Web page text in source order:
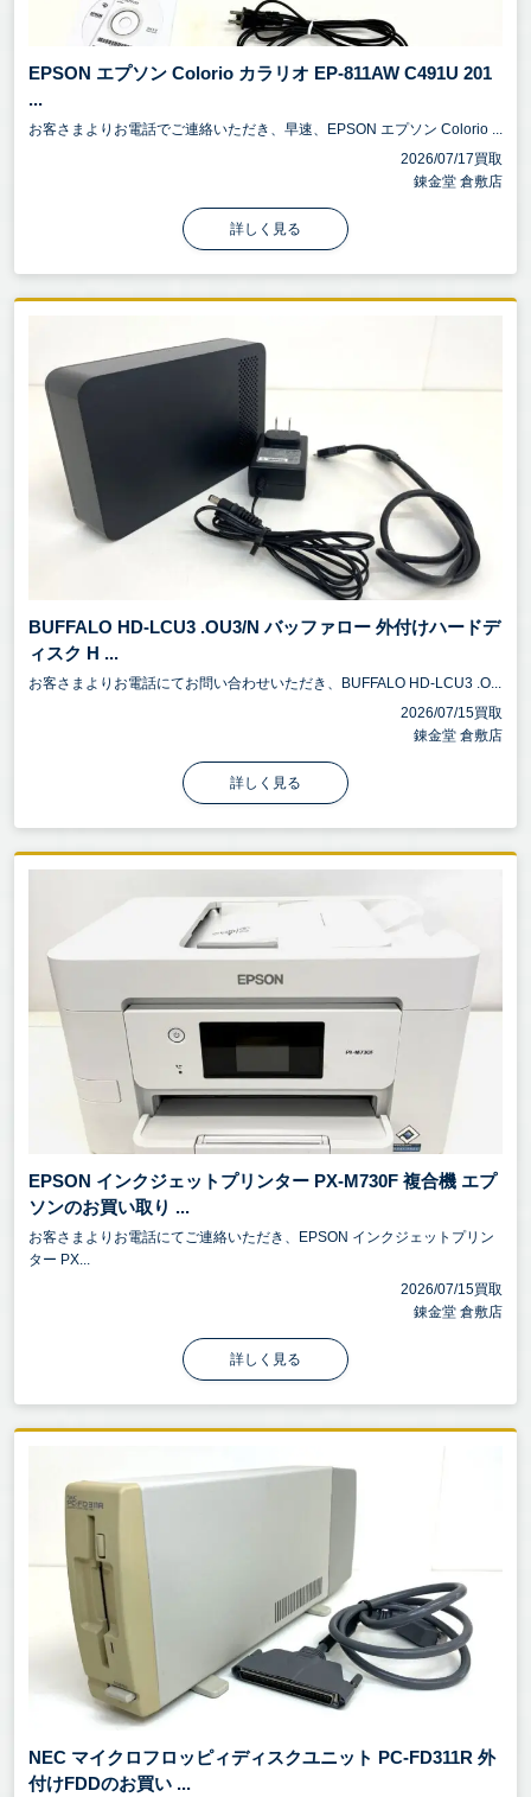
EPSON エプソン Colorio カラリオ EP-811AW C491U 201
...
お客さまよりお電話でご連絡いただき、早速、EPSON エプソン Colorio ...
2026/07/17買取
錬金堂 倉敷店
詳しく見る
BUFFALO HD-LCU3 .OU3/N バッファロー 外付けハードデ
ィスク H ...
お客さまよりお電話にてお問い合わせいただき、BUFFALO HD-LCU3 .O...
2026/07/15買取
錬金堂 倉敷店
詳しく見る
EPSON インクジェットプリンター PX-M730F 複合機 エプ
ソンのお買い取り ...
お客さまよりお電話にてご連絡いただき、EPSON インクジェットプリン
ター PX...
2026/07/15買取
錬金堂 倉敷店
詳しく見る
NEC マイクロフロッピィディスクユニット PC-FD311R 外
付けFDDのお買い ...